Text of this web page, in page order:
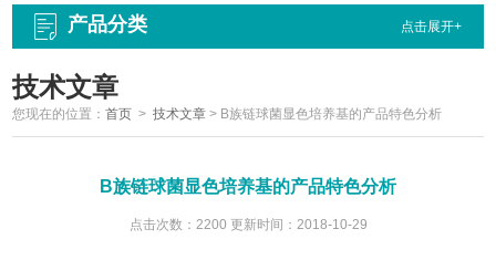
产品分类 点击展开+
技术文章
您现在的位置：首页 >技术文章 > B族链球菌显色培养基的产品特色分析
B族链球菌显色培养基的产品特色分析
点击次数：2200 更新时间：2018-10-29